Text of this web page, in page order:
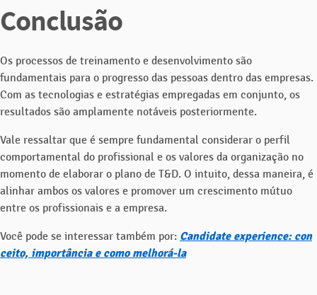
Conclusão
Os processos de treinamento e desenvolvimento são
fundamentais para o progresso das pessoas dentro das empresas.
Com as tecnologias e estratégias empregadas em conjunto, os
resultados são amplamente notáveis posteriormente.
Vale ressaltar que é sempre fundamental considerar o perfil
comportamental do profissional e os valores da organização no
momento de elaborar o plano de T&D. O intuito, dessa maneira, é
alinhar ambos os valores e promover um crescimento mútuo
entre os profissionais e a empresa.
Você pode se interessar também por: Candidate experience: con
ceito, importância e como melhorá-la